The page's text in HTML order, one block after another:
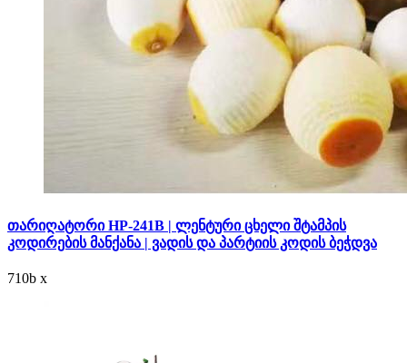
თარიღატორი HP-241B | ლენტური ცხელი შტამპის
კოდირების მანქანა | ვადის და პარტიის კოდის ბეჭდვა
710b x